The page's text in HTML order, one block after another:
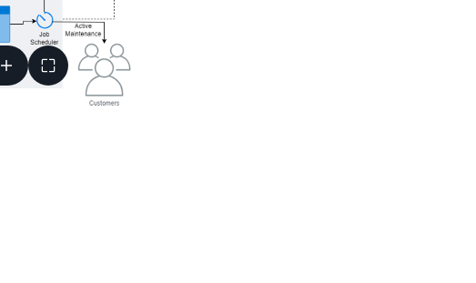
创新和持续优化的文化
促进了新的创新，即从复杂且资源受限的服务转变
耦服务。现在，该公司的工程师可以专注于对公司的产
为全球数千客户提供更强大的功能。接下来，Firmex 计